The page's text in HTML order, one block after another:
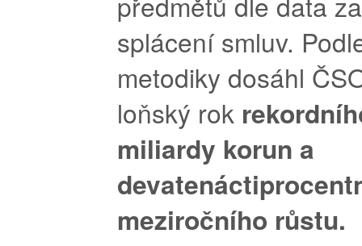
splácení smluv.
metodiky dosáhl
loňský rok
miliardy korun a
meziročního růstu.